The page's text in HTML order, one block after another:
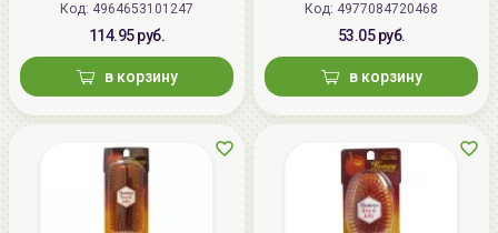
Код: 4964653101247
114.95 руб.
в корзину
Код: 4977084720468
53.05 руб.
в корзину